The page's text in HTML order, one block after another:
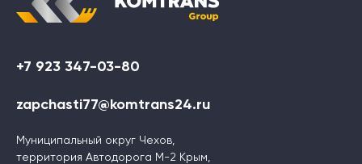
+7 923 347-03-80
zapchasti77@komtrans24.ru
Муниципальный округ Чехов,
территория Автодорога М-2 Крым,